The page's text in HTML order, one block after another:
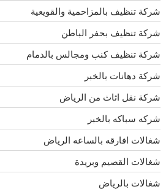
شركة تنظيف بالمزاحمية والقويعية
شركة تنظيف بحفر الباطن
شركة تنظيف كنب ومجالس بالدمام
شركة دهانات بالخبر
شركة نقل اثاث من الرياض
شركه سباكه بالخبر
شغالات افارقه بالساعه الرياض
شغالات القصيم وبريدة
شغالات بالرياض